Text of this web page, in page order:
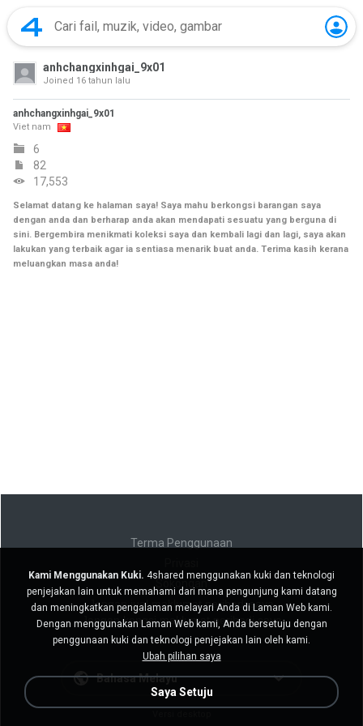
anhchangxinhgai_9x01
Joined 16 tahun lalu
anhchangxinhgai_9x01
Viet nam
6
82
17,553
Selamat datang ke halaman saya! Saya mahu berkongsi barangan saya
dengan anda dan berharap anda akan mendapati sesuatu yang berguna di
sini. Bergembira menikmati koleksi saya dan kembali lagi dan lagi, saya akan
lakukan yang terbaik agar ia sentiasa menarik buat anda. Terima kasih kerana
meluangkan masa anda!
Terma Penggunaan
Jangan jual maklumat peribadi saya
Jangan kongsi maklumat peribadi saya
Bahasa Melayu
Kami Menggunakan Kuki. 4shared menggunakan kuki dan teknologi
penjejakan lain untuk memahami dari mana pengunjung kami datang
dan meningkatkan pengalaman melayari Anda di Laman Web kami.
Dengan menggunakan Laman Web kami, Anda bersetuju dengan
penggunaan kuki dan teknologi penjejakan lain oleh kami.
Ubah pilihan saya
Saya Setuju